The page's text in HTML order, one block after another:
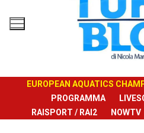
EUROPEAN AQUATICS
PROGRAMMA
RAISPORT / RAI2
NOWTV